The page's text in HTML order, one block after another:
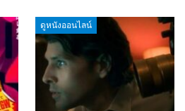
ดูหนังออนไลน์